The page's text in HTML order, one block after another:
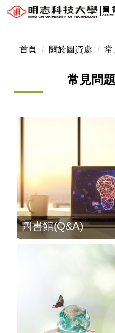
跳
圖
OFFICE
首頁 關於圖資處 常
常見問
圖書館(Q&A)